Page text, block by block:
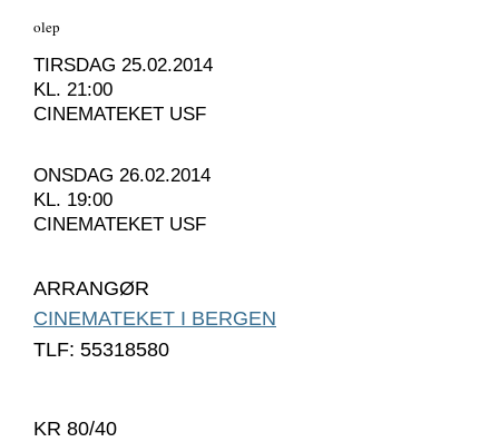
olep
TIRSDAG 25.02.2014
KL. 21:00
CINEMATEKET USF
ONSDAG 26.02.2014
KL. 19:00
CINEMATEKET USF
ARRANGØR
CINEMATEKET I BERGEN
TLF: 55318580
KR 80/40